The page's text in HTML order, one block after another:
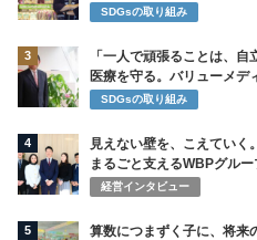
SDGsの取り組み
3
「一人で頑張ることは、自
医療を守る。バリューメデ
SDGsの取り組み
4
見えない壁を、こえていく
まるごと支えるWBPグルー
経営インタビュー
5
算数につまずく子に、将来